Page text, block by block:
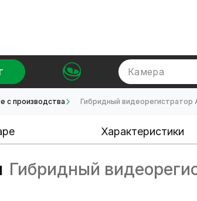
Камера
с производства Гибридный видеорегистратор
Характеристики
Гибридный